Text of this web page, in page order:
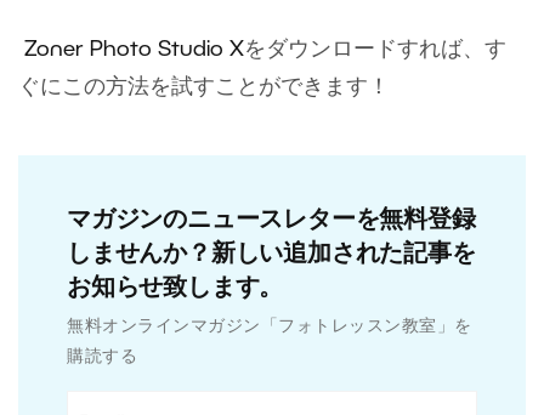
Zoner Photo Studio Xをダウンロードすれば、す
ぐにこの方法を試すことができます！
マガジンのニュースレターを無料登録
しませんか？新しい追加された記事を
お知らせ致します。
無料オンラインマガジン「フォトレッスン教室」を
購読する